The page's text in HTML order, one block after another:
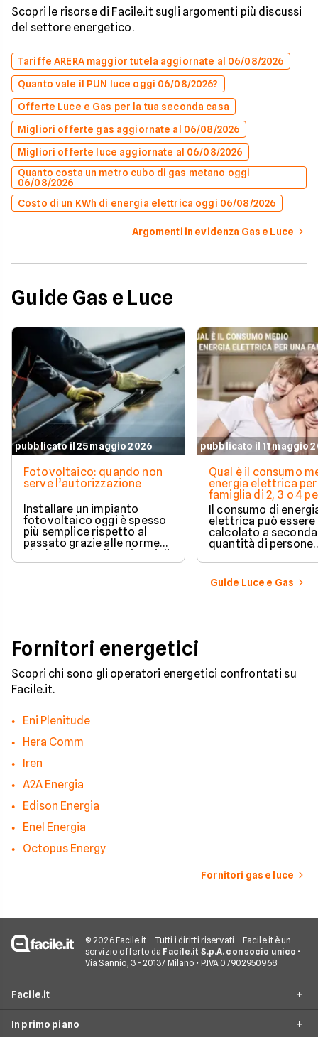
Scopri le risorse di Facile.it sugli argomenti più discussi
del settore energetico.
Tariffe ARERA maggior tutela aggiornate al 06/08/2026
Quanto vale il PUN luce oggi 06/08/2026?
Offerte Luce e Gas per la tua seconda casa
Migliori offerte gas aggiornate al 06/08/2026
Migliori offerte luce aggiornate al 06/08/2026
Quanto costa un metro cubo di gas metano oggi
06/08/2026
Costo di un KWh di energia elettrica oggi 06/08/2026
Argomenti in evidenza Gas e Luce
Guide Gas e Luce
pubblicato il 25 maggio 2026
Fotovoltaico: quando non
serve l’autorizzazione
Installare un impianto
fotovoltaico oggi è spesso
più semplice rispetto al
passato grazie alle norme
edilizia libera.
pubblicato il 11 maggio
Qual è il consumo
energia elettrica per
famiglia di 2, 3 o 4
Il consumo di
elettrica può essere
calcolato a
quantità di persone
determinato
numerosi i fattori
influenzano questo
considerazione per
Guide Luce e Gas
Fornitori energetici
Scopri chi sono gli operatori energetici confrontati su
Facile.it.
Eni Plenitude
Hera Comm
Iren
A2A Energia
Edison Energia
Enel Energia
Octopus Energy
Fornitori gas e luce
© 2026 Facile.it Tutti i diritti riservati
Facile.it è un
servizio offerto da Facile.it S.p.A. con socio unico •
Via Sannio, 3 - 20137 Milano • P.IVA 07902950968
Facile.it
Assicurazioni
In primo piano